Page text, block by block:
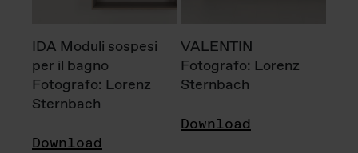
IDA Moduli sospesi
per il bagno
Fotografo: Lorenz
Sternbach
Download
VALENTIN
Fotografo: Lorenz
Sternbach
Download